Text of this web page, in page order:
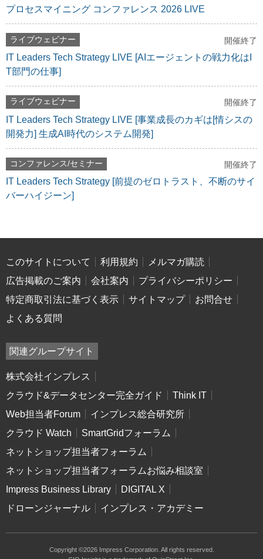
プロセスマイニング コンファレンス 2026 LIVE
ライブウェビナー 開催終了
IT Leaders Tech Strategy LIVE [AIエージェントの戦力化はI
T部門の仕事]
ライブウェビナー 開催終了
IT Leaders Tech Strategy LIVE [事業成長のカギは[情シスの
開発力] 生成AI時代のシステム開発]
コンファレンス/セミナー 開催終了
IT Leaders Tech Strategy [前提のゼロトラスト、不断のサイ
バーハイジーン]
このサイトについて 利用規約
メルマガ購読
広告掲載のご案内
会社案内
プライバシーポリシー
特定商取引法に基づく表示
サイトマップ
お問合せ
よくある質問
関連グループサイト
株式会社インプレス
クラウド&データセンター完全ガイド
Think IT
Web担当者Forum
インプレス総合研究所
クラウド Watch
SmartGridフォーラム
ネットショップ担当者フォーラム
ネットショップ担当者フォーラムお悩み相談室
Impress Business Library
DIGITAL X
ドローンジャーナル
インプレス・アカデミー
Copyright ©2026 Impress Corporation. All rights reserved.